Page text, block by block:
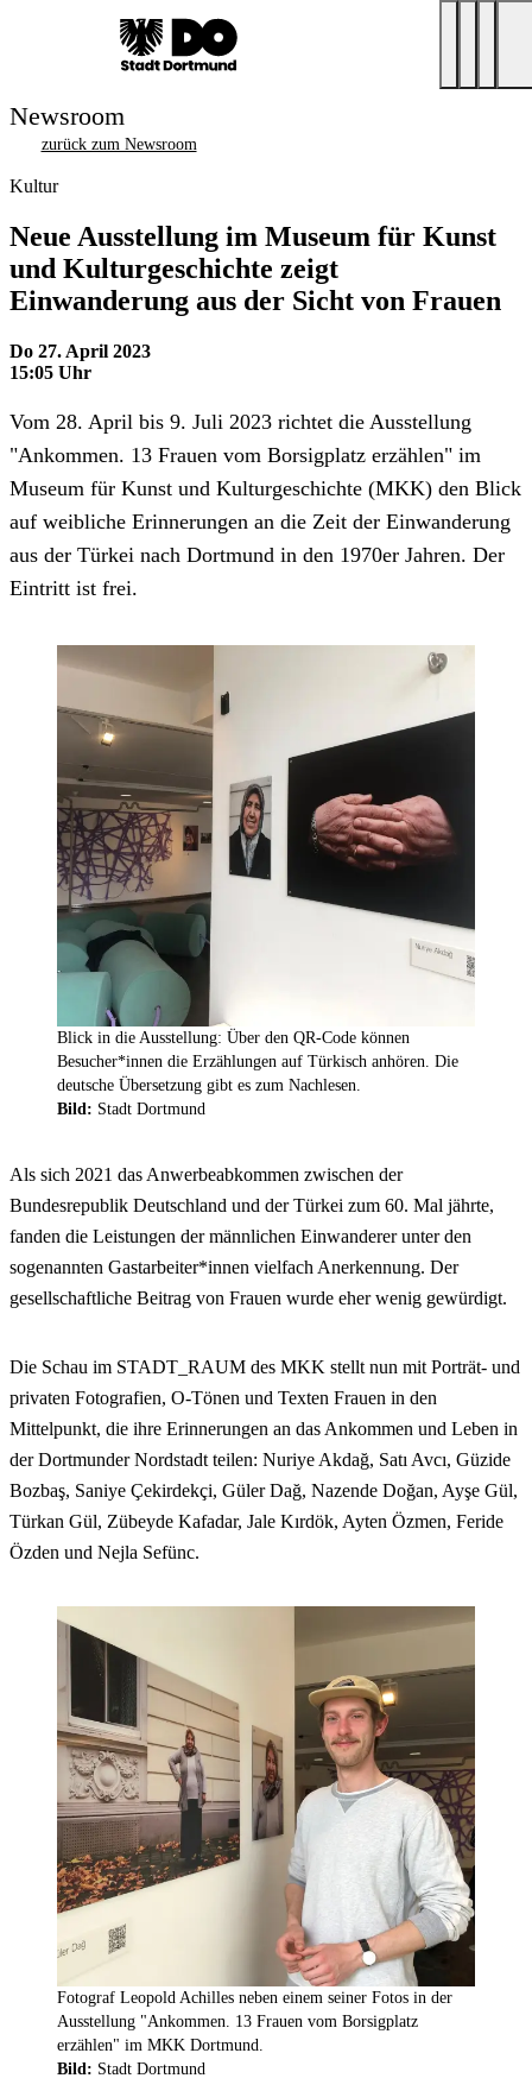
Newsroom
zurück zum Newsroom
Kultur
Neue Ausstellung im Museum für Kunst
und Kulturgeschichte zeigt
Einwanderung aus der Sicht von Frauen
Do 27. April 2023
15:05 Uhr
Vom 28. April bis 9. Juli 2023 richtet die Ausstellung
"Ankommen. 13 Frauen vom Borsigplatz erzählen" im
Museum für Kunst und Kulturgeschichte (MKK) den Blick
auf weibliche Erinnerungen an die Zeit der Einwanderung
aus der Türkei nach Dortmund in den 1970er Jahren. Der
Eintritt ist frei.
Blick in die Ausstellung: Über den QR-Code können
Besucher*innen die Erzählungen auf Türkisch anhören. Die
deutsche Übersetzung gibt es zum Nachlesen.
Bild: Stadt Dortmund
Als sich 2021 das Anwerbeabkommen zwischen der
Bundesrepublik Deutschland und der Türkei zum 60. Mal jährte,
fanden die Leistungen der männlichen Einwanderer unter den
sogenannten Gastarbeiter*innen vielfach Anerkennung. Der
gesellschaftliche Beitrag von Frauen wurde eher wenig gewürdigt.
Die Schau im STADT_RAUM des MKK stellt nun mit Porträt- und
privaten Fotografien, O-Tönen und Texten Frauen in den
Mittelpunkt, die ihre Erinnerungen an das Ankommen und Leben in
der Dortmunder Nordstadt teilen: Nuriye Akdağ, Satı Avcı, Güzide
Bozbaş, Saniye Çekirdekçi, Güler Dağ, Nazende Doğan, Ayşe Gül,
Türkan Gül, Zübeyde Kafadar, Jale Kırdök, Ayten Özmen, Feride
Özden und Nejla Sefünc.
Fotograf Leopold Achilles neben einem seiner Fotos in der
Ausstellung "Ankommen. 13 Frauen vom Borsigplatz
erzählen" im MKK Dortmund.
Bild: Stadt Dortmund